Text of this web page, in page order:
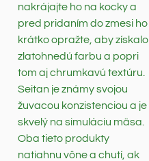
nakrájajte ho na kocky a
pred pridaním do zmesi ho
krátko opražte, aby získalo
zlatohnedú farbu a popri
tom aj chrumkavú textúru.
Seitan je známy svojou
žuvacou konzistenciou a je
skvelý na simuláciu mäsa.
Oba tieto produkty
natiahnu vône a chutí, ak